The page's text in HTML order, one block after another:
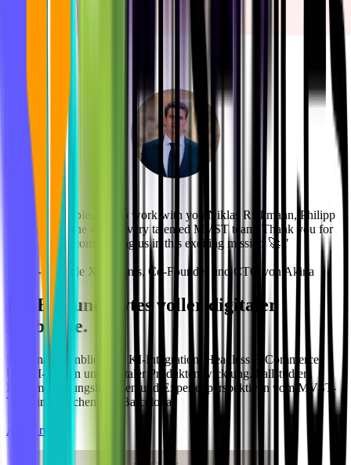
"It's a huge pleasure to work with you Niklas Rickmann, Philipp
Klaus and the whole, very talented MVST team. Thank you for
accompanying us in this exciting mission 🚀 "
- Michele Xiloyannis, Co-Founder und CTO von Akina
Bits und Bytes voller digitaler
Einblicke.
Praxisnahe Einblicke zu KI-Integration, Headless E-Commerce,
UX/UI-Design und digitaler Produktentwicklung. Fallstudien,
Implementierungsleitfäden und Expertenperspektiven vom MVST-
Team in München und Barcelona.
Alle Artikel